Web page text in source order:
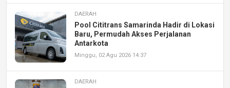
DAERAH
Pool Cititrans Samarinda Hadir di Lokasi
Baru, Permudah Akses Perjalanan
Antarkota
Minggu, 02 Agu 2026 14:37
DAERAH